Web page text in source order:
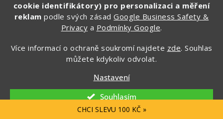
cookie identifikátory) pro personalizaci a měření
reklam podle svých zásadGoogle Business Safety &
Privacy a Podmínky Google.
Více informací o ochraně soukromí najdete zde. Souhlas
můžete kdykoliv odvolat.
Nastavení
Souhlasím
zapakuj_czsk
@zapakuj_cz
CHCI SLEVU 100 KČ »